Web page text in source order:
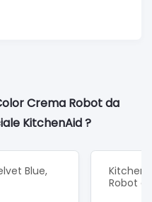
Crema Robot da
KitchenAid ?
Blue,
Robot